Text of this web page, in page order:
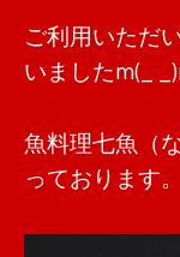
ご利用いただ
いましたm(_
魚料理七魚（
っております。